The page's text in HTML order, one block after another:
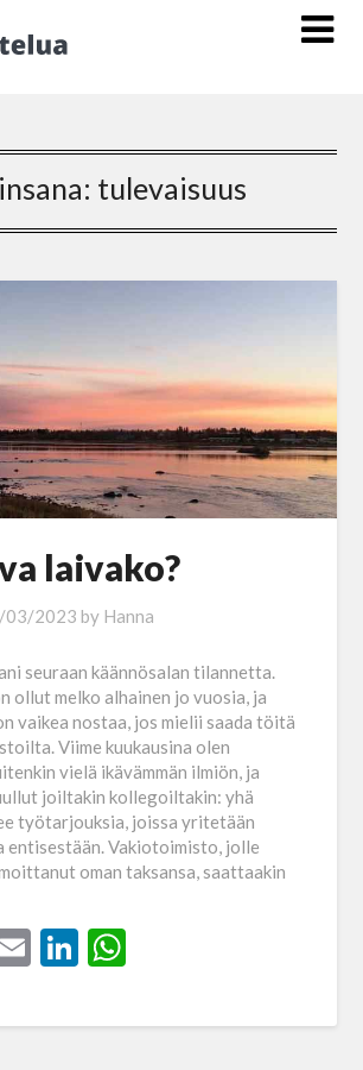
tulevaisuus
laivako?
03/2023 by Hanna
seuraan käännösalan tilannetta.
ollut melko alhainen jo vuosia, ja
vaikea nostaa, jos mielii saada töitä
Viime kuukausina olen
vielä ikävämmän ilmiön, ja
joiltakin kollegoiltakin: yhä
työtarjouksia, joissa yritetään
entisestään. Vakiotoimisto, jolle
oman taksansa, saattaakin
EmailLinkedIn